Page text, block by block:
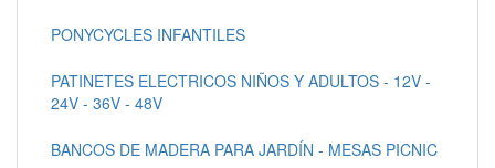
PONYCYCLES INFANTILES
PATINETES ELECTRICOS NIÑOS Y ADULTOS - 12V -
24V - 36V - 48V
BANCOS DE MADERA PARA JARDÍN - MESAS PICNIC